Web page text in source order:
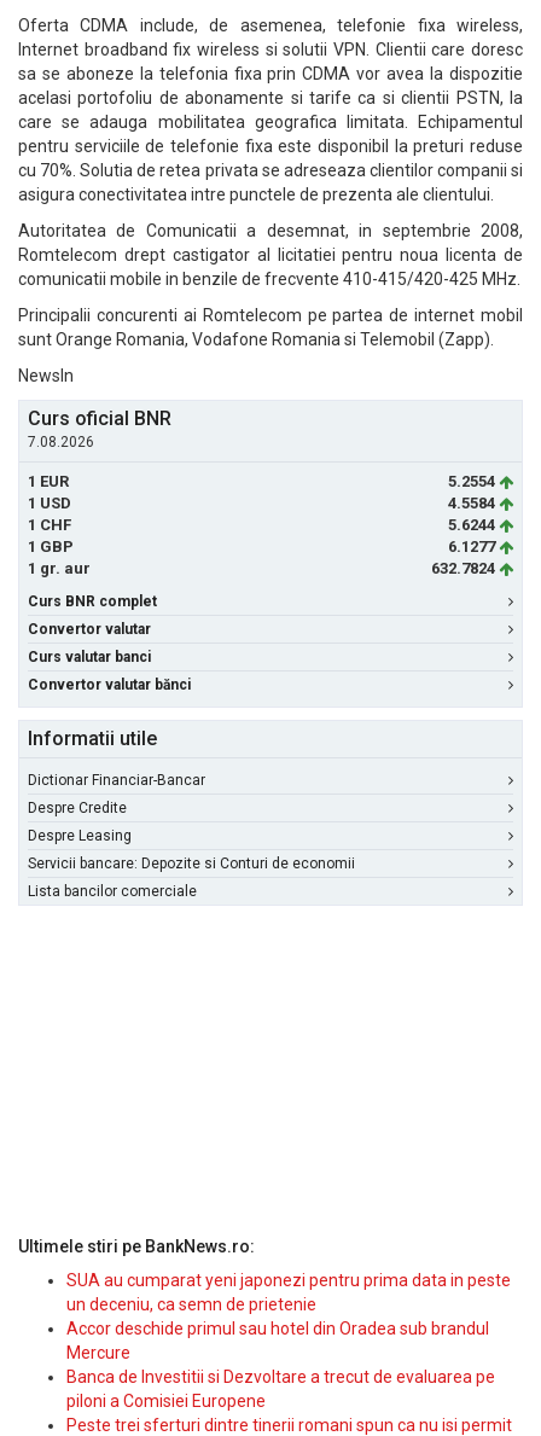
Oferta CDMA include, de asemenea, telefonie fixa wireless,
Internet broadband fix wireless si solutii VPN. Clientii care doresc
sa se aboneze la telefonia fixa prin CDMA vor avea la dispozitie
acelasi portofoliu de abonamente si tarife ca si clientii PSTN, la
care se adauga mobilitatea geografica limitata. Echipamentul
pentru serviciile de telefonie fixa este disponibil la preturi reduse
cu 70%. Solutia de retea privata se adreseaza clientilor companii si
asigura conectivitatea intre punctele de prezenta ale clientului.
Autoritatea de Comunicatii a desemnat, in septembrie 2008,
Romtelecom drept castigator al licitatiei pentru noua licenta de
comunicatii mobile in benzile de frecvente 410-415/420-425 MHz.
Principalii concurenti ai Romtelecom pe partea de internet mobil
sunt Orange Romania, Vodafone Romania si Telemobil (Zapp).
NewsIn
Curs oficial BNR
7.08.2026
1 EUR
5.2554
1 USD
4.5584
1 CHF
5.6244
1 GBP
6.1277
1 gr. aur
632.7824
Curs BNR complet
Convertor valutar
Curs valutar banci
Convertor valutar bănci
Informatii utile
Dictionar Financiar-Bancar
Despre Credite
Despre Leasing
Servicii bancare: Depozite si Conturi de economii
Lista bancilor comerciale
Ultimele stiri pe BankNews.ro:
SUA au cumparat yeni japonezi pentru prima data in peste
un deceniu, ca semn de prietenie
Accor deschide primul sau hotel din Oradea sub brandul
Mercure
Banca de Investitii si Dezvoltare a trecut de evaluarea pe
piloni a Comisiei Europene
Peste trei sferturi dintre tinerii romani spun ca nu isi permit